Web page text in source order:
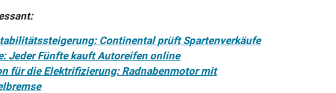
Continental prüft Spartenverkäufe
Jeder Fünfte kauft Autoreifen online
für die Elektrifizierung: Radnabenmotor mit